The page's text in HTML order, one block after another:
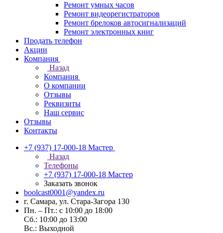
Ремонт умных часов
Ремонт видеорегистраторов
Ремонт брелоков автосигнализаций
Ремонт электронных книг
Продать телефон
Акции
Компания
Назад
Компания
О компании
Отзывы
Реквизиты
Наш сервис
Отзывы
Контакты
+7 (937) 17-000-18 Мастер
Назад
Телефоны
+7 (937) 17-000-18 Мастер
Заказать звонок
boolcast0001@yandex.ru
г. Самара, ул. Стара-Загора 130
Пн. – Пт.: с 10:00 до 18:00
Сб.: 10:00 до 13:00
Вс.: Выходной